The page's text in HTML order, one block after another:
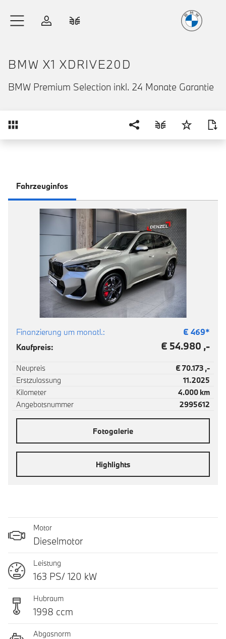
Anmelden
BMW X1 XDRIVE20D
BMW Premium Selection inkl. 24 Monate Garantie
Fahrzeuginfos
Finanzierung um monatl.: € 469*
Kaufpreis:
€ 54.980 ,-
Neupreis
€ 70.173 ,-
Erstzulassung
11.2025
Kilometer
4.000 km
Angebotsnummer
2995612
Fotogalerie
Highlights
Motor
Dieselmotor
Leistung
163 PS/ 120 kW
Hubraum
1998 ccm
Abgasnorm